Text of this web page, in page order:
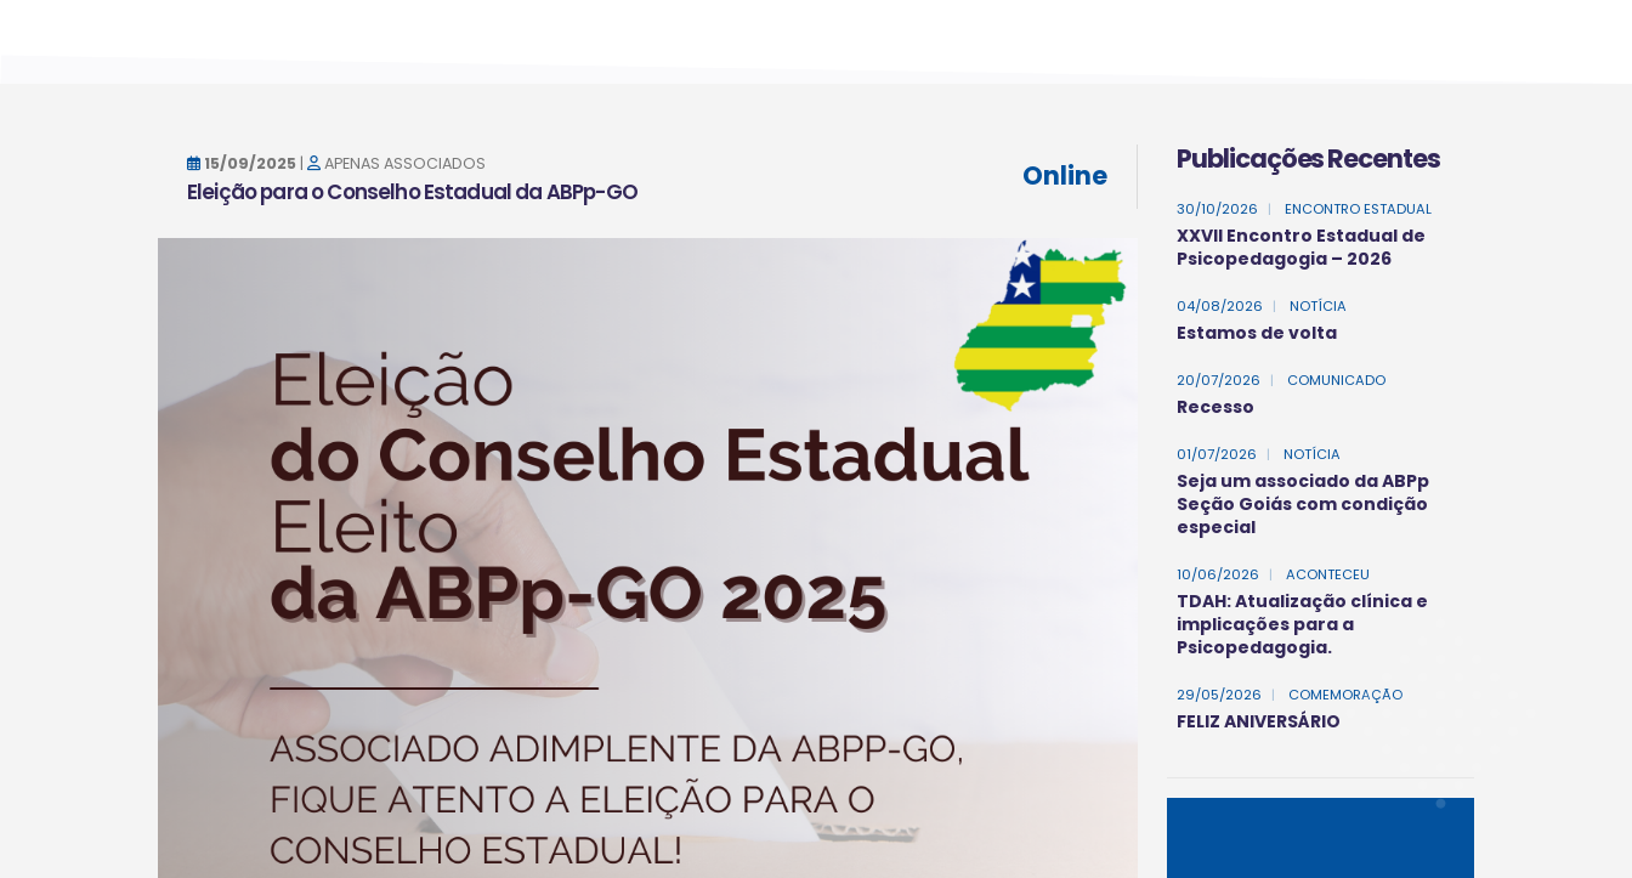
15/09/2025 | APENAS ASSOCIADOS
Eleição para o Conselho Estadual da ABPp-GO Online Publicações Recentes
30/10/2026 | ENCONTRO ESTADUAL
XXVII Encontro Estadual de
Psicopedagogia – 2026
04/08/2026 | NOTÍCIA
Estamos de volta
20/07/2026 | COMUNICADO
Recesso
01/07/2026 | NOTÍCIA
Seja um associado da ABPp
Seção Goiás com condição
especial
10/06/2026 | ACONTECEU
TDAH: Atualização clínica e
implicações para a
Psicopedagogia.
29/05/2026 | COMEMORAÇÃO
FELIZ ANIVERSÁRIO